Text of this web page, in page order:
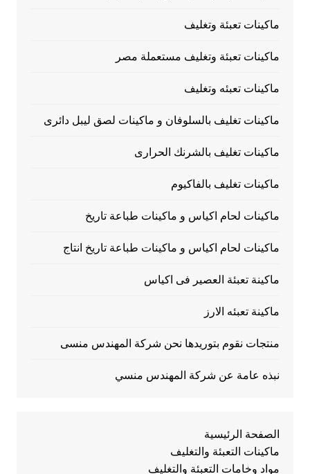
ماكينات تعبئة وتغليف
ماكينات تعبئة وتغليف مستعملة مصر
ماكينات تعبئه وتغليف
ماكينات تغليف بالسلوفان و ماكينات لصق ليبل دائرى
ماكينات تغليف بالشرنك الحرارى
ماكينات تغليف بالفاكيوم
ماكينات لحام اكياس و ماكينات طباعة تاريخ
ماكينات لحام اكياس و ماكينات طباعة تاريخ انتاج
ماكينة تعبئة العصير فى اكياس
ماكينة تعبئه الارز
منتجات نقوم بتوريدها نحن شركة المهندس منسى
نبذه عامة عن شركة المهندس منسي
الصفحة الرئيسية
ماكينات التعبئة والتغليف
مواد وخامات التعبئة والتغليف